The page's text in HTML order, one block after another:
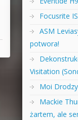
Focusrite
ASM
potwora!
Visitation
Moi
Mackie
żartem, ale